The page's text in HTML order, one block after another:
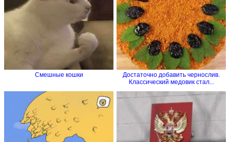
Смешные кошки
Достаточно добавить чернослив.
Классический медовик стал...